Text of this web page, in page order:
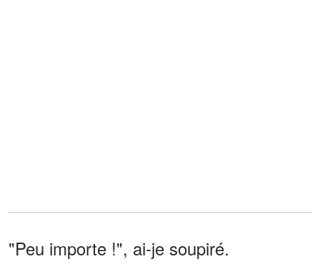
"Peu importe !", ai-je soupiré.